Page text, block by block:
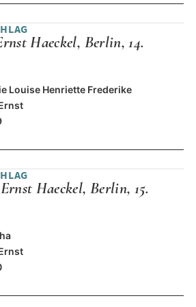
Haeckel, Berlin, 14.
Louise Henriette Frederike
Haeckel, Berlin, 15.